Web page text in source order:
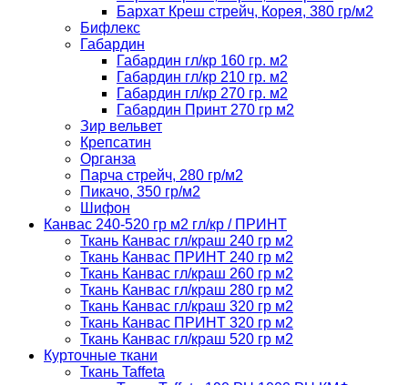
Бархат Креш стрейч, Корея, 380 гр/м2
Бифлекс
Габардин
Габардин гл/кр 160 гр. м2
Габардин гл/кр 210 гр. м2
Габардин гл/кр 270 гр. м2
Габардин Принт 270 гр м2
Зир вельвет
Крепсатин
Органза
Парча стрейч, 280 гр/м2
Пикачо, 350 гр/м2
Шифон
Канвас 240-520 гр м2 гл/кр / ПРИНТ
Ткань Канвас гл/краш 240 гр м2
Ткань Канвас ПРИНТ 240 гр м2
Ткань Канвас гл/краш 260 гр м2
Ткань Канвас гл/краш 280 гр м2
Ткань Канвас гл/краш 320 гр м2
Ткань Канвас ПРИНТ 320 гр м2
Ткань Канвас гл/краш 520 гр м2
Курточные ткани
Ткань Taffeta